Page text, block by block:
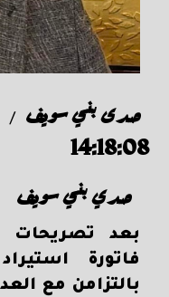
صدى بني سويف /
14:18:08
صدي بني سويف
بعد تصريحات
فاتورة
بالتزامن مع